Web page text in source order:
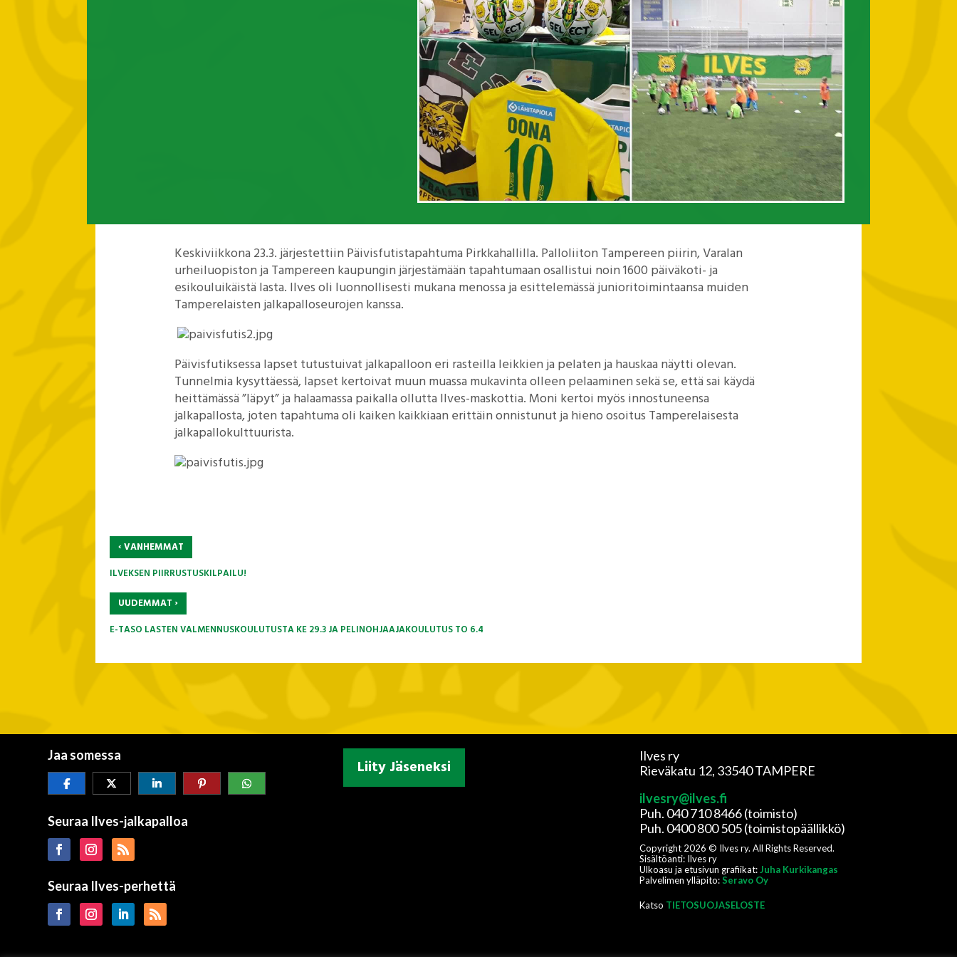
Keskiviikkona 23.3. järjestettiin Päivisfutistapahtuma Pirkkahallilla. Palloliiton Tampereen piirin, Varalan
urheiluopiston ja Tampereen kaupungin järjestämään tapahtumaan osallistui noin 1600 päiväkoti- ja
esikouluikäistä lasta. Ilves oli luonnollisesti mukana menossa ja esittelemässä junioritoimintaansa muiden
Tamperelaisten jalkapalloseurojen kanssa.
Päivisfutiksessa lapset tutustuivat jalkapalloon eri rasteilla leikkien ja pelaten ja hauskaa näytti olevan.
Tunnelmia kysyttäessä, lapset kertoivat muun muassa mukavinta olleen pelaaminen sekä se, että sai käydä
heittämässä ”läpyt” ja halaamassa paikalla ollutta Ilves-maskottia. Moni kertoi myös innostuneensa
jalkapallosta, joten tapahtuma oli kaiken kaikkiaan erittäin onnistunut ja hieno osoitus Tamperelaisesta
jalkapallokulttuurista.
‹VANHEMMAT
ILVEKSEN PIIRRUSTUSKILPAILU!
UUDEMMAT›
E-TASO LASTEN VALMENNUSKOULUTUSTA KE 29.3 JA PELINOHJAAJAKOULUTUS TO 6.4
Jaa somessa
Seuraa Ilves-jalkapalloa
Seuraa Ilves-perhettä
Liity Jäseneksi
Ilves ry
Rieväkatu 12, 33540 TAMPERE
ilvesry@ilves.fi
Puh. 040 710 8466 (toimisto)
Puh. 0400 800 505 (toimistopäällikkö)
Copyright 2026 © Ilves ry. All Rights Reserved.
Sisältöanti: Ilves ry
Ulkoasu ja etusivun grafiikat: Juha Kurkikangas
Palvelimen ylläpito:Seravo Oy
Katso TIETOSUOJASELOSTE